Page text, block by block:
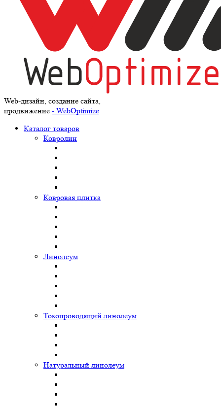
Web-дизайн, создание сайта,
продвижение - WebOptimize
Каталог товаров
Ковролин
Ковровая плитка
Линолеум
Токопроводящий линолеум
Натуральный линолеум